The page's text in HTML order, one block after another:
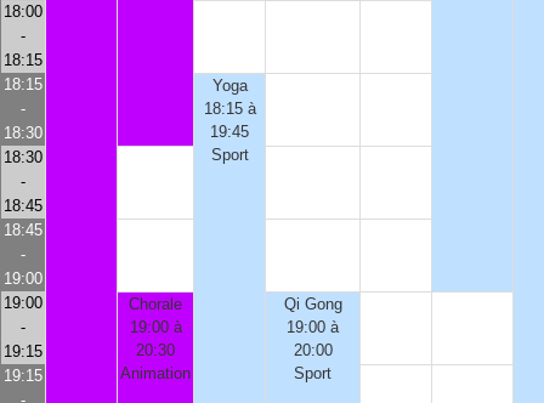
18:00
-
18:15
18:15
-
18:30
Yoga
18:15 à
19:45
Sport
18:30
-
18:45
18:45
-
19:00
19:00
-
19:15
Chorale
19:00 à
20:30
Animation
Qi Gong
19:00 à
20:00
Sport
19:15